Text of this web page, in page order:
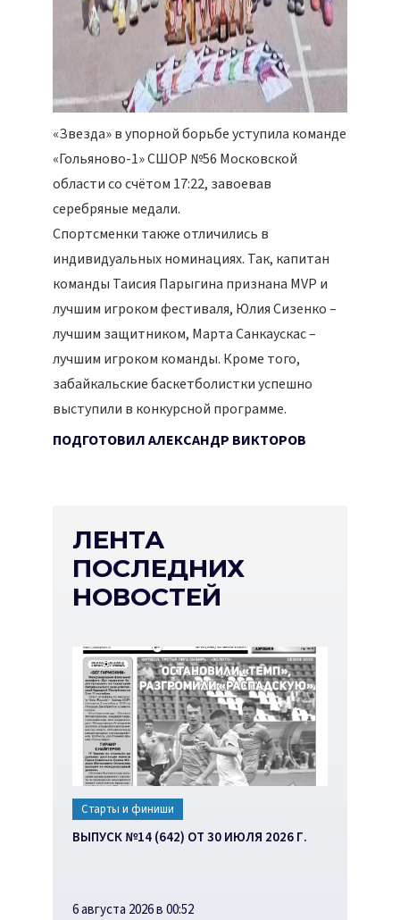
«Звезда» в упорной борьбе уступила команде
«Гольяново-1» СШОР №56 Московской
области со счётом 17:22, завоевав
серебряные медали.
Спортсменки также отличились в
индивидуальных номинациях. Так, капитан
команды Таисия Парыгина признана MVP и
лучшим игроком фестиваля, Юлия Сизенко –
лучшим защитником, Марта Санкаускас –
лучшим игроком команды. Кроме того,
забайкальские баскетболистки успешно
выступили в конкурсной программе.
ПОДГОТОВИЛ АЛЕКСАНДР ВИКТОРОВ
ЛЕНТА
ПОСЛЕДНИХ
НОВОСТЕЙ
Старты и финиши
ВЫПУСК №14 (642) ОТ 30 ИЮЛЯ 2026 Г.
6 августа 2026 в 00:52